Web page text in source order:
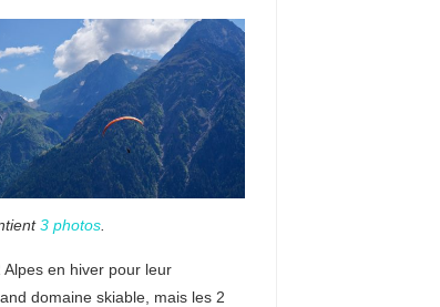
3 photos.
en hiver pour leur
domaine skiable, mais les 2